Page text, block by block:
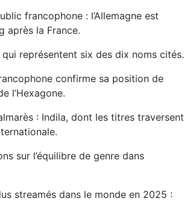
francophone : l’Allemagne est
après la France.
représentent six des dix noms cités.
confirme sa position de
l’Hexagone.
: Indila, dont les titres traversent
sur l’équilibre de genre dans
streamés dans le monde en 2025 :